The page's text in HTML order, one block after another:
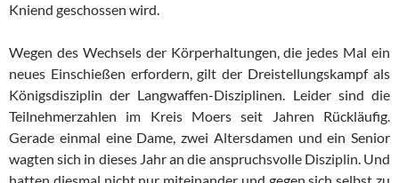
Kniend geschossen wird.
Wegen des Wechsels der Körperhaltungen, die jedes Mal ein
neues Einschießen erfordern, gilt der Dreistellungskampf als
Königsdisziplin der Langwaffen-Disziplinen. Leider sind die
Teilnehmerzahlen im Kreis Moers seit Jahren Rückläufig.
Gerade einmal eine Dame, zwei Altersdamen und ein Senior
wagten sich in dieses Jahr an die anspruchsvolle Disziplin. Und